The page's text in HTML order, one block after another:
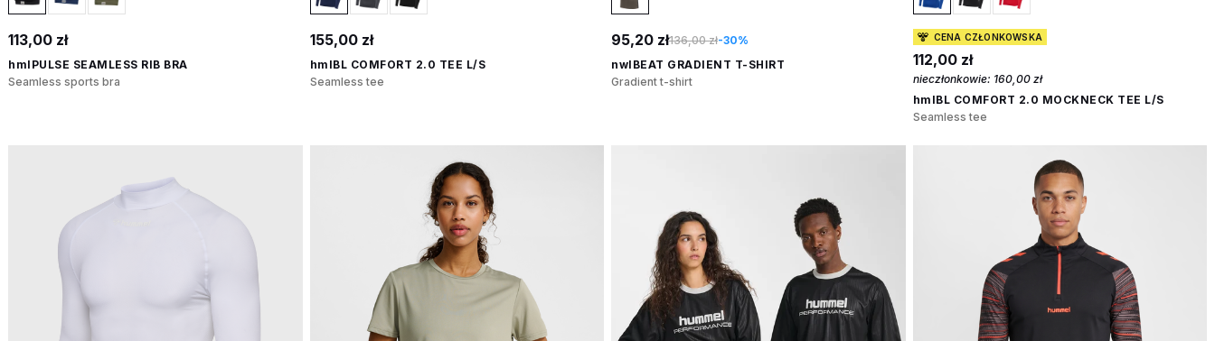
113,00 zł
hmlPULSE SEAMLESS RIB BRA
Seamless sports bra
155,00 zł
hmlBL COMFORT 2.0 TEE L/S
Seamless tee
95,20 zł136,00 zł-30%
nwlBEAT GRADIENT T-SHIRT
Gradient t-shirt
CENA CZŁONKOWSKA
112,00 zł
nieczłonkowie: 160,00 zł
hmlBL COMFORT 2.0 MOCKNECK TEE L/S
Seamless tee